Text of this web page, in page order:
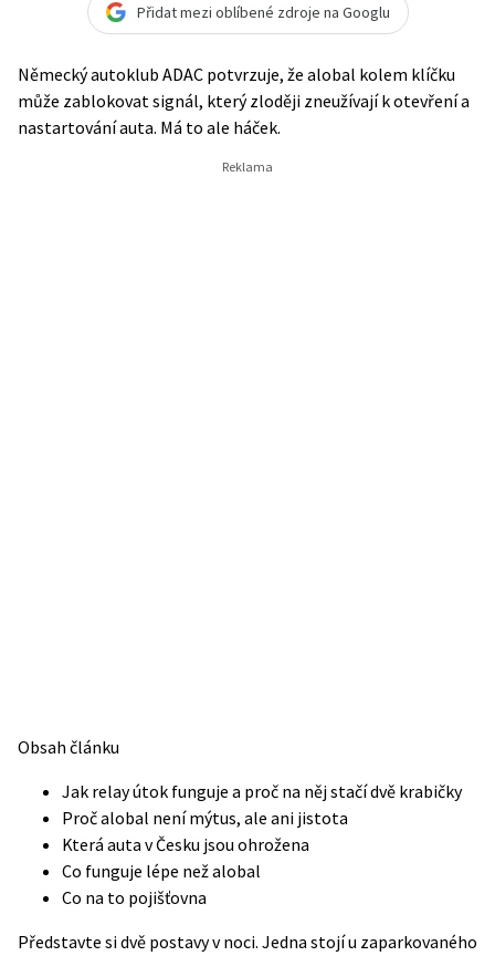
Přidat mezi oblíbené zdroje na Googlu
Německý autoklub ADAC potvrzuje, že alobal kolem klíčku
může zablokovat signál, který zloději zneužívají k otevření a
nastartování auta. Má to ale háček.
Obsah článku
Jak relay útok funguje a proč na něj stačí dvě krabičky
Proč alobal není mýtus, ale ani jistota
Která auta v Česku jsou ohrožena
Co funguje lépe než alobal
Co na to pojišťovna
Představte si dvě postavy v noci. Jedna stojí u zaparkovaného